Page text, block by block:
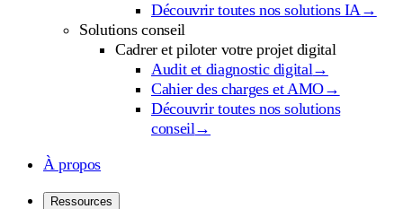
Découvrir toutes nos solutions IA→
Solutions conseil
Cadrer et piloter votre projet digital
Audit et diagnostic digital→
Cahier des charges et AMO→
Découvrir toutes nos solutions
conseil→
À propos
Ressources